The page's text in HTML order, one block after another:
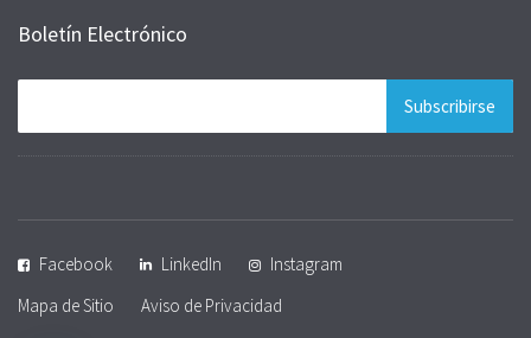
Boletín Electrónico
Facebook LinkedIn
Instagram
Mapa de Sitio
Aviso de Privacidad